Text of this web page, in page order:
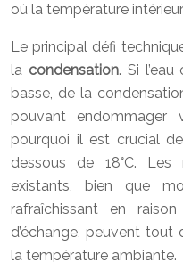
où la température
Le principal défi
la condensation. Si
basse, de la
pouvant
pourquoi il est crucial
dessous de 18°C. Les
existants, bien que
rafraîchissant en
d’échange, peuvent
la température ambiante.